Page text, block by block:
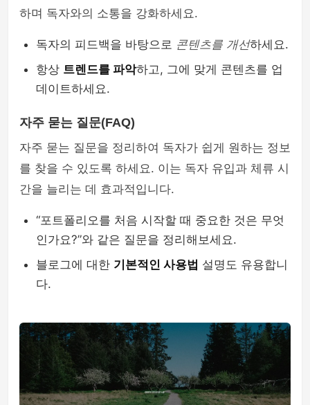
하며 독자와의 소통을 강화하세요.
독자의 피드백을 바탕으로 콘텐츠를 개선하세요.
항상 트렌드를 파악하고, 그에 맞게 콘텐츠를 업
데이트하세요.
자주 묻는 질문(FAQ)
자주 묻는 질문을 정리하여 독자가 쉽게 원하는 정보
를 찾을 수 있도록 하세요. 이는 독자 유입과 체류 시
간을 늘리는 데 효과적입니다.
“포트폴리오를 처음 시작할 때 중요한 것은 무엇
인가요?”와 같은 질문을 정리해보세요.
블로그에 대한 기본적인 사용법 설명도 유용합니
다.